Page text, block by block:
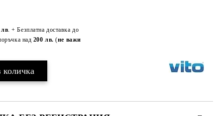
лв. + Безплатна доставка до
над 200 лв.(не важи